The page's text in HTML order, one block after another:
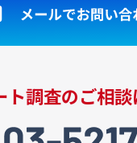
ト調査のご相